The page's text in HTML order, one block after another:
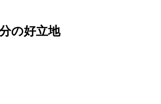
の好立地